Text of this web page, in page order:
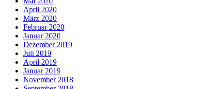
April 2020
März 2020
Februar 2020
Januar 2020
Dezember 2019
Juli 2019
April 2019
Januar 2019
November 2018